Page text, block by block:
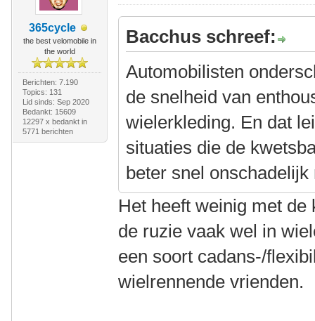
365cycle
the best velomobile in
the world
Berichten: 7.190
Topics: 131
Lid sinds: Sep 2020
Bedankt: 15609
12297 x bedankt in
5771 berichten
Bacchus schreef:
Automobilisten
de snelheid van
wielerkleding. En dat
situaties die de
beter snel onschadelijk
Het heeft weinig met
de ruzie vaak wel in
een soort cadans-/
wielrennende vrienden.